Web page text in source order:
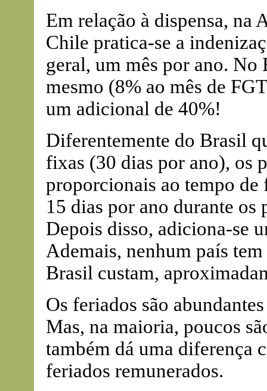
Em relação à dispensa, na
Chile pratica-se a
geral, um mês por ano. No
mesmo (8% ao mês de
um adicional de 40%!
Diferentemente do Brasil
fixas (30 dias por ano), os
proporcionais ao tempo
15 dias por ano durante
Depois disso, adiciona-se
Ademais, nenhum país
Brasil custam,
Os feriados são
Mas, na maioria, poucos
também dá uma diferença
feriados remunerados.